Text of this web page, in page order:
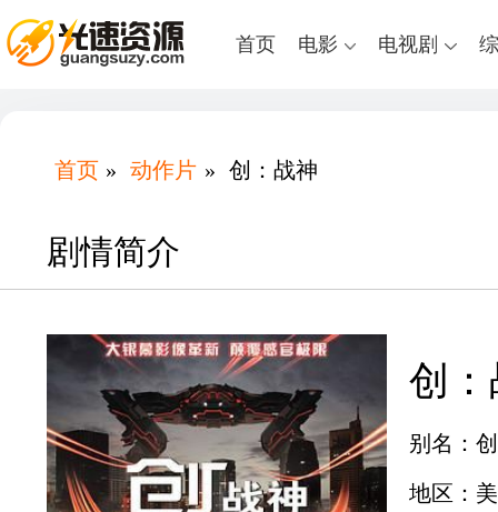
首页 电影 电视剧
首页 » 动作片 » 创：战神
剧情简介
创
别名：
地区：